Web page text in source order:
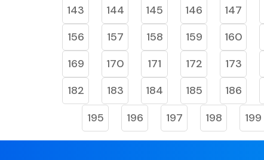
143
144 145 146 147
156
157 158 159 160
169
170 171 172 173
182
183 184 185 186
195
196 197 198 199